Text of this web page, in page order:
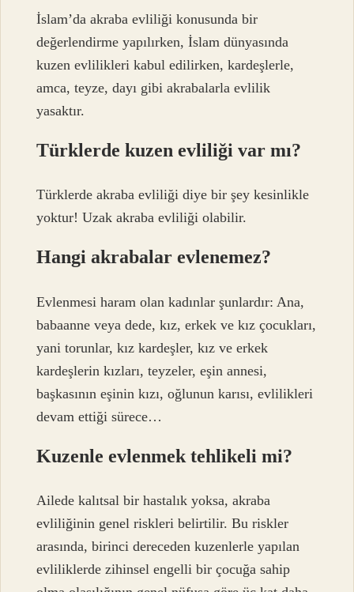
İslam’da akraba evliliği konusunda bir
değerlendirme yapılırken, İslam dünyasında
kuzen evlilikleri kabul edilirken, kardeşlerle,
amca, teyze, dayı gibi akrabalarla evlilik
yasaktır.
Türklerde kuzen evliliği var mı?
Türklerde akraba evliliği diye bir şey kesinlikle
yoktur! Uzak akraba evliliği olabilir.
Hangi akrabalar evlenemez?
Evlenmesi haram olan kadınlar şunlardır: Ana,
babaanne veya dede, kız, erkek ve kız çocukları,
yani torunlar, kız kardeşler, kız ve erkek
kardeşlerin kızları, teyzeler, eşin annesi,
başkasının eşinin kızı, oğlunun karısı, evlilikleri
devam ettiği sürece…
Kuzenle evlenmek tehlikeli mi?
Ailede kalıtsal bir hastalık yoksa, akraba
evliliğinin genel riskleri belirtilir. Bu riskler
arasında, birinci dereceden kuzenlerle yapılan
evliliklerde zihinsel engelli bir çocuğa sahip